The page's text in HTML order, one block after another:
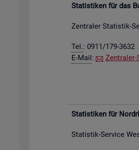
Sta­tis­ti­ken für das
Zen­tra­ler Sta­tis­tik-
Tel.: 0911/179-3632
E-Mail: Zen­tra­ler-
Sta­tis­ti­ken für
Sta­tis­tik-Ser­vice